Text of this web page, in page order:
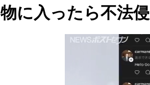
物に入ったら不法